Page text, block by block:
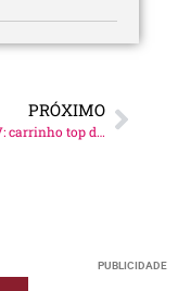
PRÓXIMO
Mariah TV: carrinho top de make!
PUBLICIDADE